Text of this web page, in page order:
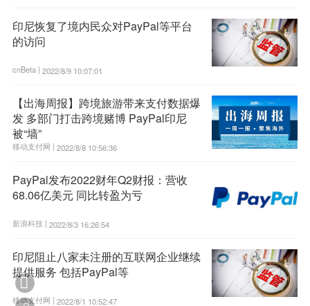
印尼恢复了境内民众对PayPal等平台
的访问
cnBeta | 2022/8/9 10:07:01
【出海周报】跨境旅游带来支付数据爆
发 多部门打击跨境赌博 PayPal印尼
被“墙”
移动支付网 | 2022/8/8 10:56:36
PayPal发布2022财年Q2财报：营收
68.06亿美元 同比转盈为亏
新浪科技 | 2022/8/3 16:26:54
印尼阻止八家未注册的互联网企业继续
提供服务 包括PayPal等
移动支付网 | 2022/8/1 10:52:47
